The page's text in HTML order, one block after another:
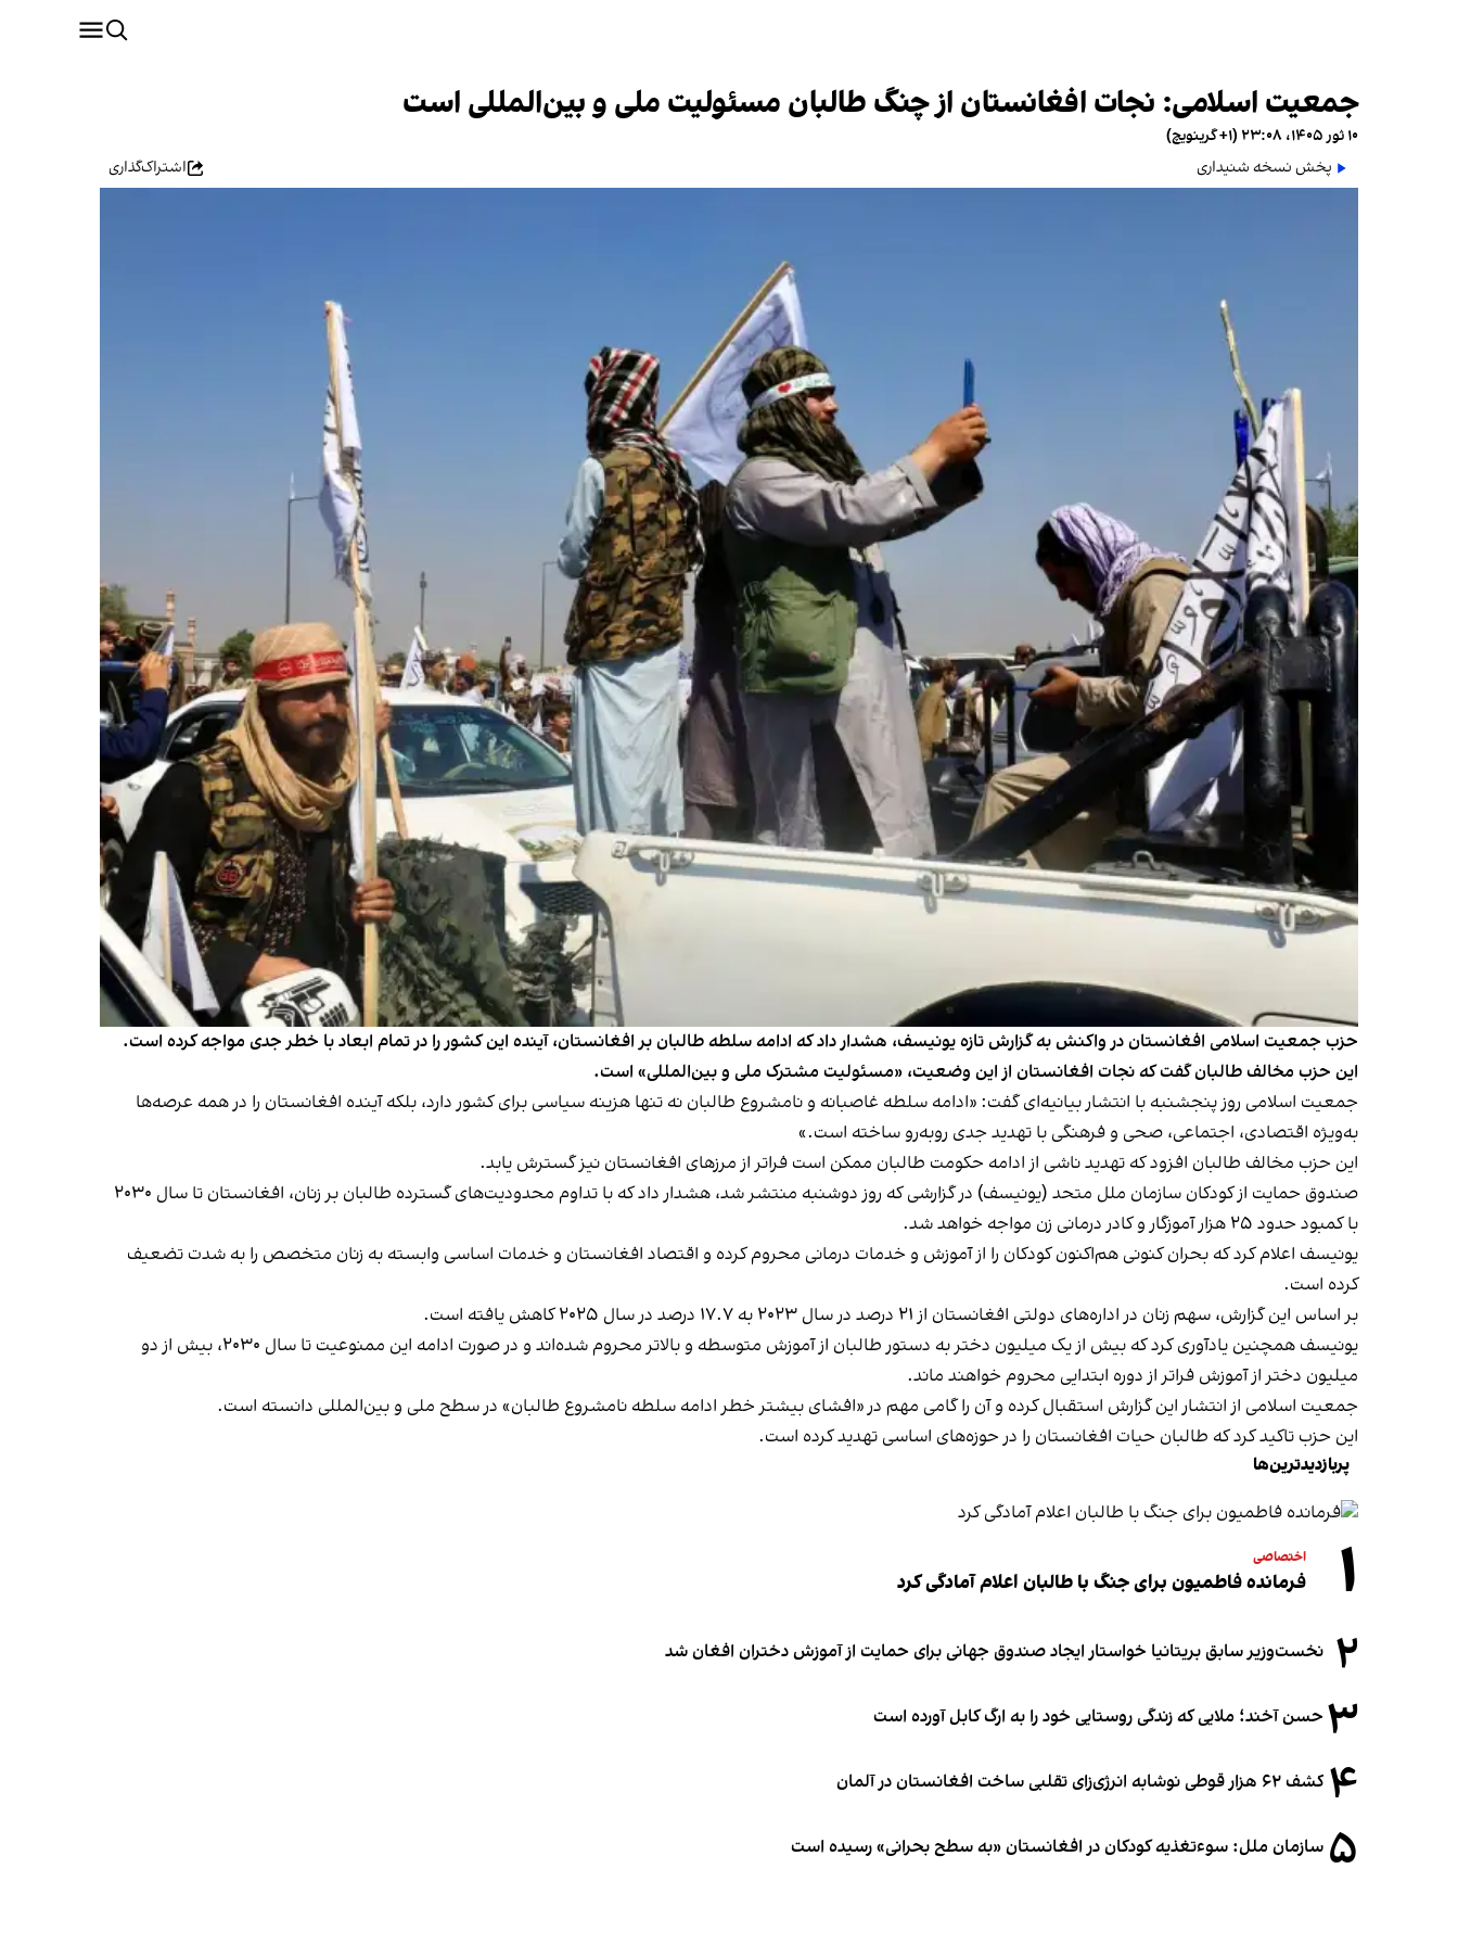
جمعیت اسلامی: نجات افغانستان از چنگ طالبان مسئولیت ملی و بین‌المللی است
۱۰ ثور ۱۴۰۵، ۲۳:۰۸ (‎+۱ گرینویچ)
پخش نسخه شنیداری
اشتراک‌گذاری
حزب جمعیت اسلامی افغانستان در واکنش به گزارش تازه یونیسف، هشدار داد که ادامه سلطه طالبان بر افغانستان، آینده این کشور را در تمام ابعاد با خطر جدی مواجه کرده است.
این حزب مخالف طالبان گفت که نجات افغانستان از این وضعیت، «مسئولیت مشترک ملی و بین‌المللی» است.
جمعیت اسلامی روز پنجشنبه با انتشار بیانیه‌ای گفت: «ادامه سلطه غاصبانه و نامشروع طالبان نه تنها هزینه سیاسی برای کشور دارد، بلکه آینده افغانستان را در همه عرصه‌ها
به‌ویژه اقتصادی، اجتماعی، صحی و فرهنگی با تهدید جدی روبه‌رو ساخته است.»
این حزب مخالف طالبان افزود که تهدید ناشی از ادامه حکومت طالبان ممکن است فراتر از مرزهای افغانستان نیز گسترش یابد.
صندوق حمایت از کودکان سازمان ملل متحد (یونیسف) در گزارشی که روز دوشنبه منتشر شد، هشدار داد که با تداوم محدودیت‌های گسترده طالبان بر زنان، افغانستان تا سال ۲۰۳۰
با کمبود حدود ۲۵ هزار آموزگار و کادر درمانی زن مواجه خواهد شد.
یونیسف اعلام کرد که بحران کنونی هم‌اکنون کودکان را از آموزش و خدمات درمانی محروم کرده و اقتصاد افغانستان و خدمات اساسی وابسته به زنان متخصص را به شدت تضعیف
کرده است.
بر اساس این گزارش، سهم زنان در اداره‌های دولتی افغانستان از ۲۱ درصد در سال ۲۰۲۳ به ۱۷.۷ درصد در سال ۲۰۲۵ کاهش یافته است.
یونیسف همچنین یادآوری کرد که بیش از یک میلیون دختر به دستور طالبان از آموزش متوسطه و بالاتر محروم شده‌اند و در صورت ادامه این ممنوعیت تا سال ۲۰۳۰، بیش از دو
میلیون دختر از آموزش فراتر از دوره ابتدایی محروم خواهند ماند.
جمعیت اسلامی از انتشار این گزارش استقبال کرده و آن را گامی مهم در «افشای بیشتر خطر ادامه سلطه نامشروع طالبان» در سطح ملی و بین‌المللی دانسته است.
این حزب تاکید کرد که طالبان حیات افغانستان را در حوزه‌های اساسی تهدید کرده است.
پربازدیدترین‌ها
۱ اختصاصی
فرمانده فاطمیون برای جنگ با طالبان اعلام آمادگی کرد
۲ نخست‌وزیر سابق بریتانیا خواستار ایجاد صندوق جهانی برای حمایت از آموزش دختران افغان شد
۳ حسن آخند؛ ملایی که زندگی روستایی خود را به ارگ کابل آورده است
۴ کشف ۶۲ هزار قوطی نوشابه انرژی‌زای تقلبی ساخت افغانستان در آلمان
۵ سازمان ملل: سوء‌تغذیه کودکان در افغانستان «به سطح بحرانی» رسیده است